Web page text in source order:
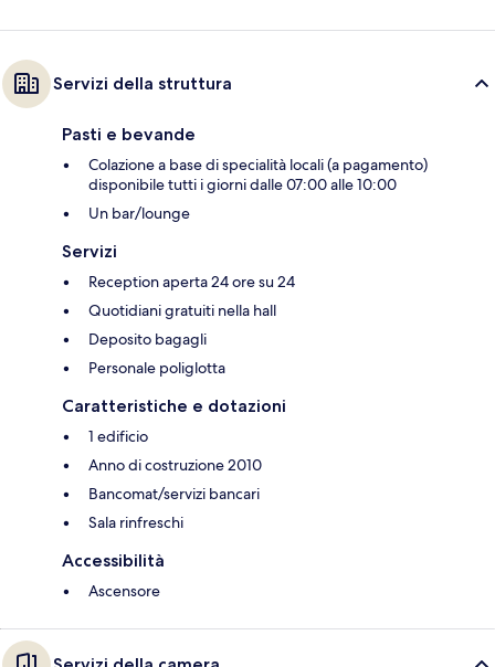
Servizi della struttura
Pasti e bevande
Colazione a base di specialità locali (a pagamento)
disponibile tutti i giorni dalle 07:00 alle 10:00
Un bar/lounge
Servizi
Reception aperta 24 ore su 24
Quotidiani gratuiti nella hall
Deposito bagagli
Personale poliglotta
Caratteristiche e dotazioni
1 edificio
Anno di costruzione 2010
Bancomat/servizi bancari
Sala rinfreschi
Accessibilità
Ascensore